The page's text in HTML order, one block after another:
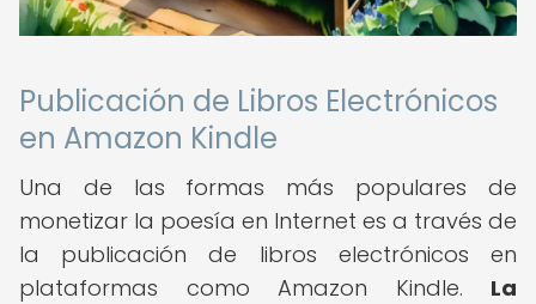
Publicación de Libros Electrónicos
en Amazon Kindle
Una de las formas más populares de
monetizar la poesía en Internet es a través de
la publicación de libros electrónicos en
plataformas como Amazon Kindle. La